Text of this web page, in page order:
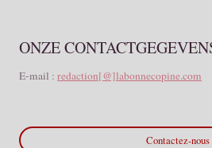
ONZE
E-mail : redaction[@]labonnecopine.com
Contactez-nous